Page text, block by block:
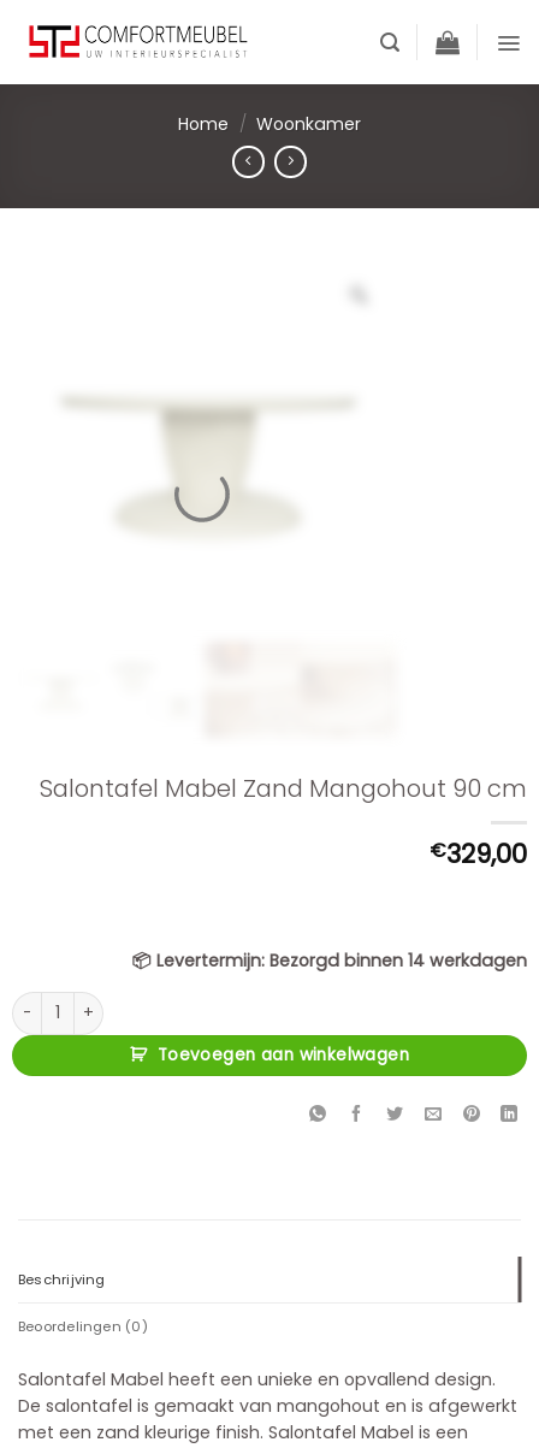
content
Home / Woonkamer
Salontafel Mabel Zand Mangohout 90 cm
€329,00
📦 Levertermijn: Bezorgd binnen 14 werkdagen
Salontafel Mabel Zand Mangohout 90 cm aantal
Toevoegen aan winkelwagen
Beschrijving
Beoordelingen (0)
Salontafel Mabel heeft een unieke en opvallend design.
De salontafel is gemaakt van mangohout en is afgewerkt
met een zand kleurige finish. Salontafel Mabel is een